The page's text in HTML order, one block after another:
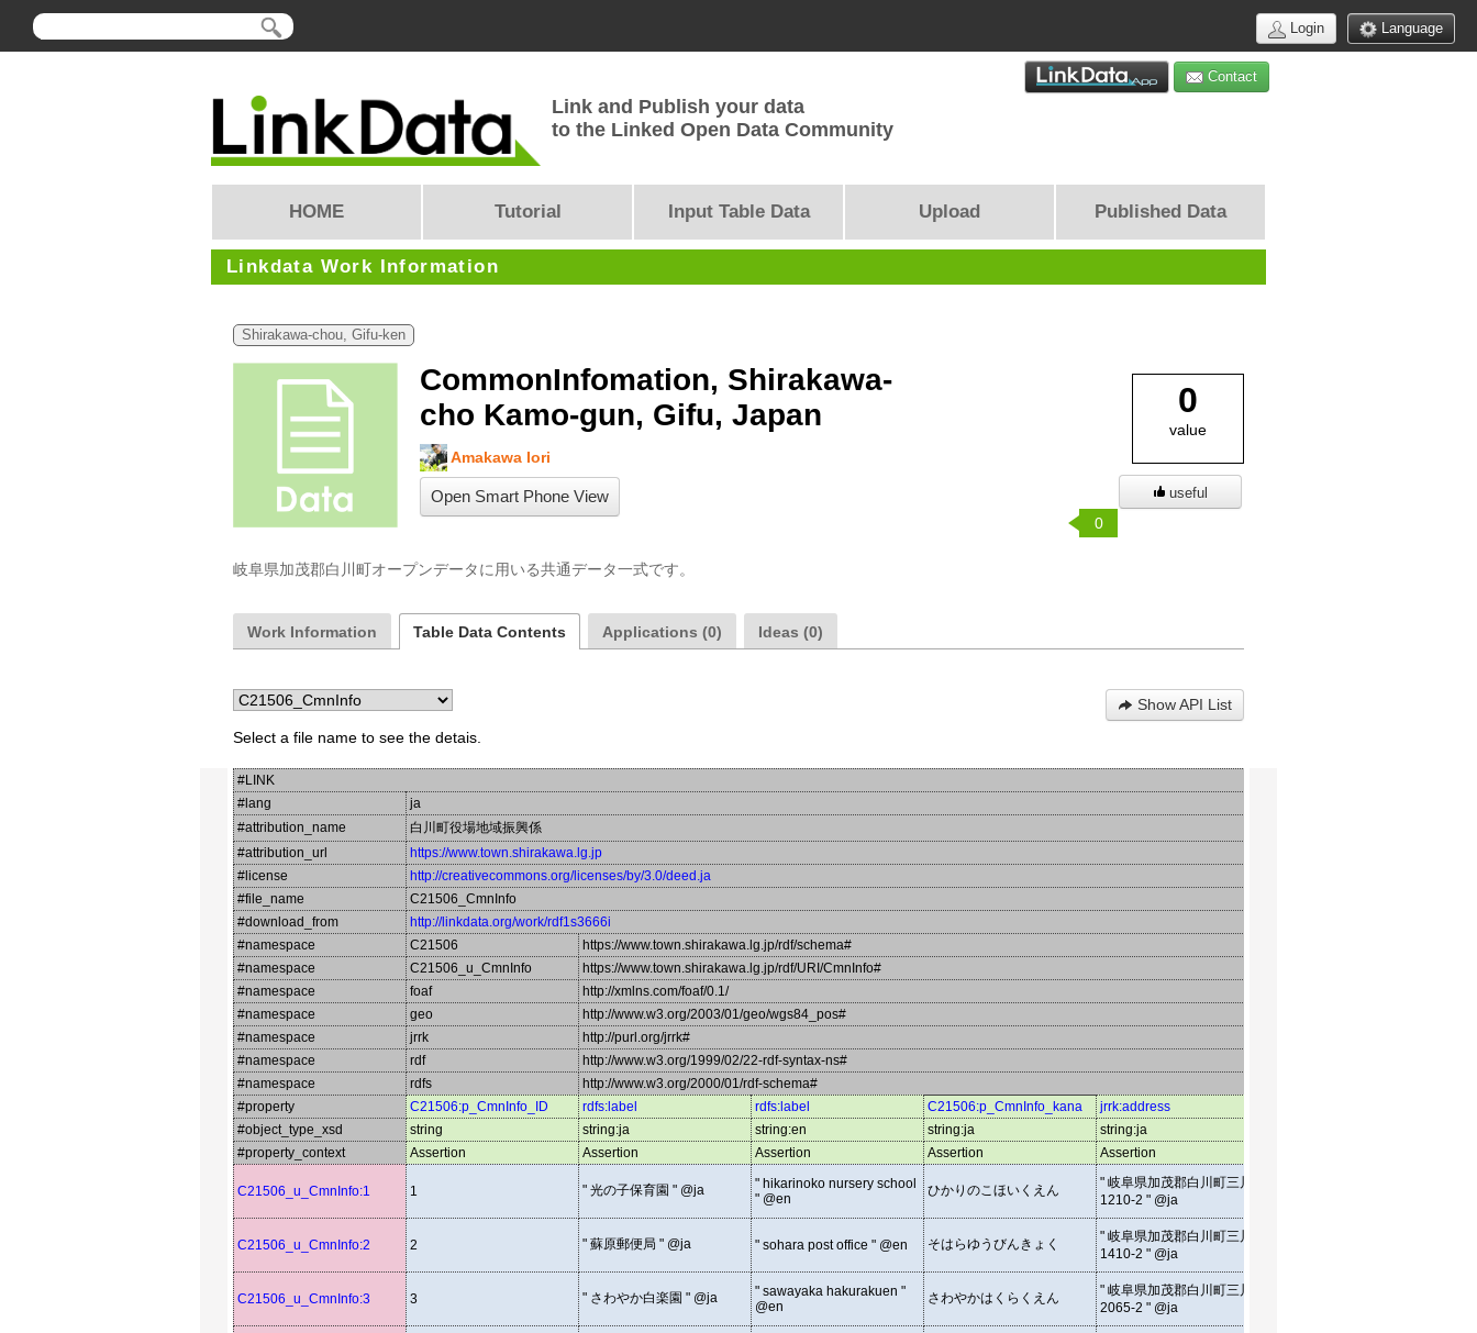
Language
Login
Contact
Link and Publish your data
to the Linked Open Data Community
HOME Tutorial Input Table Data Upload Published Data
Linkdata Work Information
Shirakawa-chou, Gifu-ken
CommonInfomation, Shirakawa-
cho Kamo-gun, Gifu, Japan
Amakawa Iori
Open Smart Phone View
岐阜県加茂郡白川町オープンデータに用いる共通データ一式です。
0
value
useful
0
Work Information Table Data Contents Applications (0) Ideas (0)
Select a file name to see the detais.
Show API List
#LINK
#lang
ja
#attribution_name
白川町役場地域振興係
#attribution_url
https://www.town.shirakawa.lg.jp
#license
http://creativecommons.org/licenses/by/3.0/deed.ja
#file_name
C21506_CmnInfo
#download_from
http://linkdata.org/work/rdf1s3666i
#namespace
C21506
https://www.town.shirakawa.lg.jp/rdf/schema#
#namespace
C21506_u_CmnInfo
https://www.town.shirakawa.lg.jp/rdf/URI/CmnInfo#
#namespace
foaf
http://xmlns.com/foaf/0.1/
#namespace
geo
http://www.w3.org/2003/01/geo/wgs84_pos#
#namespace
jrrk
http://purl.org/jrrk#
#namespace
rdf
http://www.w3.org/1999/02/22-rdf-syntax-ns#
#namespace
rdfs
http://www.w3.org/2000/01/rdf-schema#
#property
C21506:p_CmnInfo_ID rdfs:label rdfs:label C21506:p_CmnInfo_kana jrrk:address
#object_type_xsd
string string:ja string:en string:ja string:ja
#property_context
Assertion Assertion Assertion Assertion Assertion
C21506_u_CmnInfo:1 1 " 光の子保育園 " @ja
" hikarinoko nursery school
" @en
ひかりのこほいくえん
" 岐阜県加茂郡白川町三川
1210-2 " @ja
C21506_u_CmnInfo:2 2 " 蘇原郵便局 " @ja " sohara post office " @en そはらゆうびんきょく
" 岐阜県加茂郡白川町三川
1410-2 " @ja
C21506_u_CmnInfo:3 3 " さわやか白楽園 " @ja
" sawayaka hakurakuen "
@en
さわやかはくらくえん
" 岐阜県加茂郡白川町三川
2065-2 " @ja